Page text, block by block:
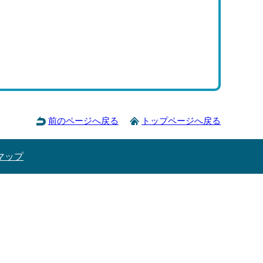
前のページへ戻る トップページへ戻る
ップ